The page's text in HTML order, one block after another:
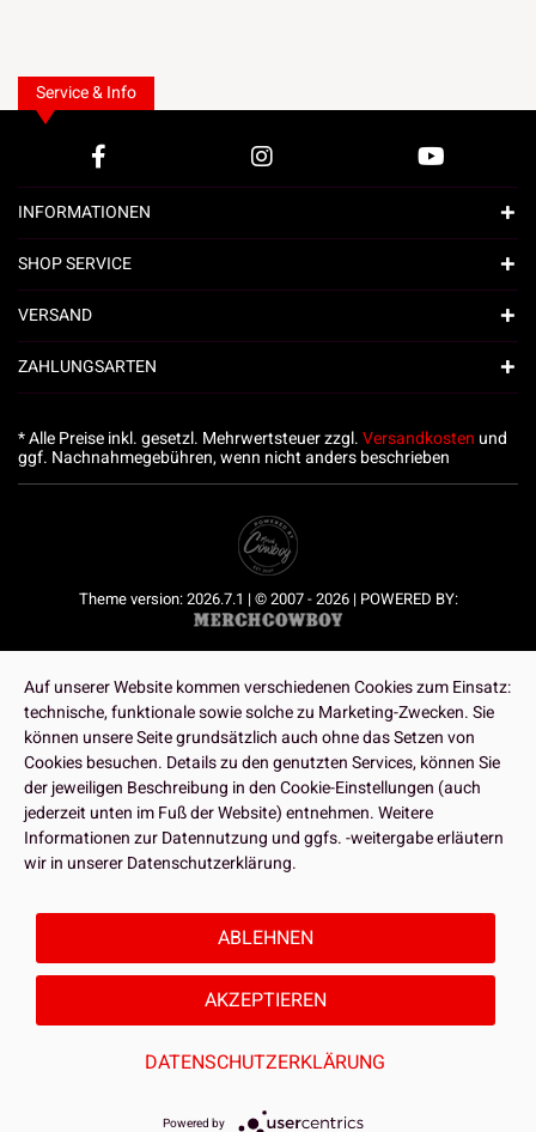
Service & Info
INFORMATIONEN
SHOP SERVICE
VERSAND
ZAHLUNGSARTEN
* Alle Preise inkl. gesetzl. Mehrwertsteuer zzgl.Versandkosten und
ggf. Nachnahmegebühren, wenn nicht anders beschrieben
Theme version: 2026.7.1 | © 2007 - 2026 | POWERED BY:
Auf unserer Website kommen verschiedenen Cookies zum Einsatz:
technische, funktionale sowie solche zu Marketing-Zwecken. Sie
können unsere Seite grundsätzlich auch ohne das Setzen von
Cookies besuchen. Details zu den genutzten Services, können Sie
der jeweiligen Beschreibung in den Cookie-Einstellungen (auch
jederzeit unten im Fuß der Website) entnehmen. Weitere
Informationen zur Datennutzung und ggfs. -weitergabe erläutern
wir in unserer Datenschutzerklärung.
ABLEHNEN
AKZEPTIEREN
DATENSCHUTZERKLÄRUNG
Powered by